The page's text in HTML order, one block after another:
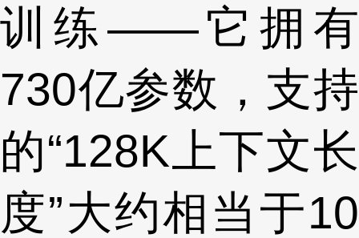
训练——它拥有
730亿参数，支持
的“128K上下文长
度”大约相当于10